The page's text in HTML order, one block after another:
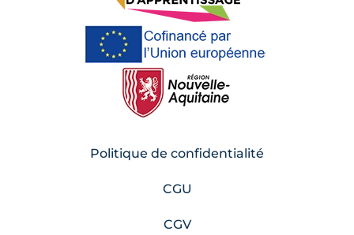
Politique de confidentialité
CGU
CGV